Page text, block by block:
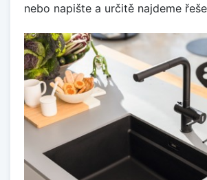
nebo napište a určitě najdeme